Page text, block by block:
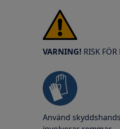
VARNING! RISK
Använd